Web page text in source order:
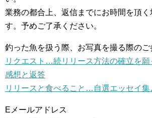
業務の都合上、返信までにお時間を頂く
す。予めご了承ください。
釣った魚を扱う際、お写真を撮る際のご
リクエスト…続リリース方法の確立を願
感想と返答
リリースと食べること…自選エッセイ集
Eメールアドレス